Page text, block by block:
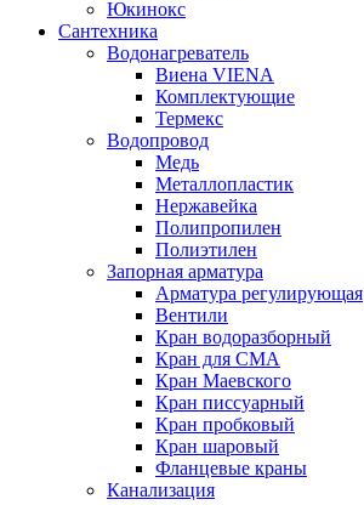
Юкинокс
Сантехника
Водонагреватель
Виена VIENA
Комплектующие
Термекс
Водопровод
Медь
Металлопластик
Нержавейка
Полипропилен
Полиэтилен
Запорная арматура
Арматура регулирующая
Вентили
Кран водоразборный
Кран для СМА
Кран Маевского
Кран писсуарный
Кран пробковый
Кран шаровый
Фланцевые краны
Канализация